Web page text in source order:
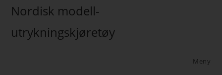
Nordisk modell-
utrykningskjøretøy
Meny